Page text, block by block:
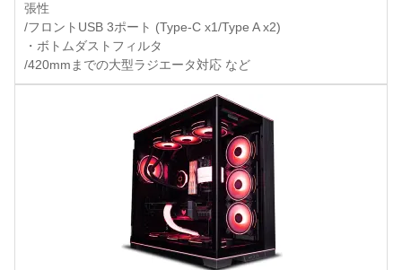
張性
/フロントUSB 3ポート (Type-C x1/Type A x2)
・ボトムダストフィルタ
/420mmまでの大型ラジエータ対応 など